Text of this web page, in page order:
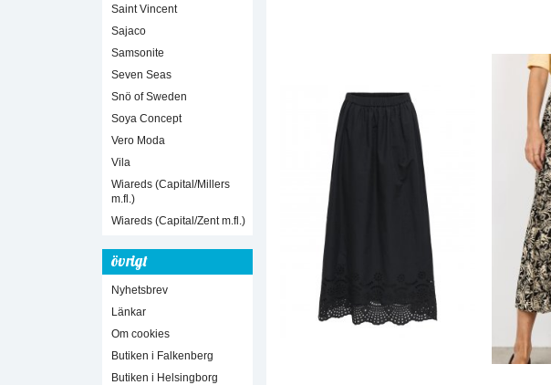
Saint Vincent
Sajaco
Samsonite
Seven Seas
Snö of Sweden
Soya Concept
Vero Moda
Vila
Wiareds (Capital/Millers
m.fl.)
Wiareds (Capital/Zent m.fl.)
övrigt
Nyhetsbrev
Länkar
Om cookies
Butiken i Falkenberg
Butiken i Helsingborg